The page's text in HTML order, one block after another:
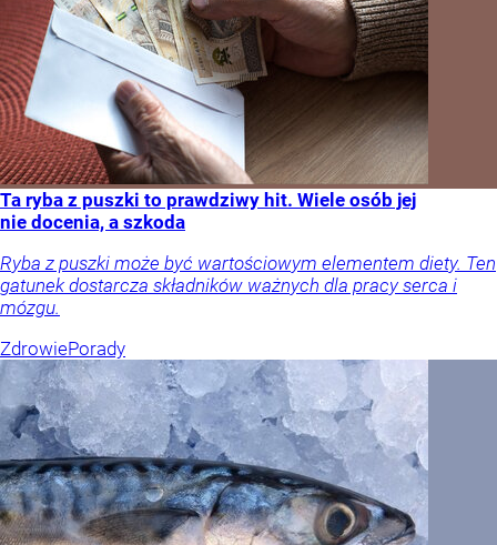
Ta ryba z puszki to prawdziwy hit. Wiele osób jej
nie docenia, a szkoda
Ryba z puszki może być wartościowym elementem diety. Ten
gatunek dostarcza składników ważnych dla pracy serca i
mózgu.
ZdrowiePorady